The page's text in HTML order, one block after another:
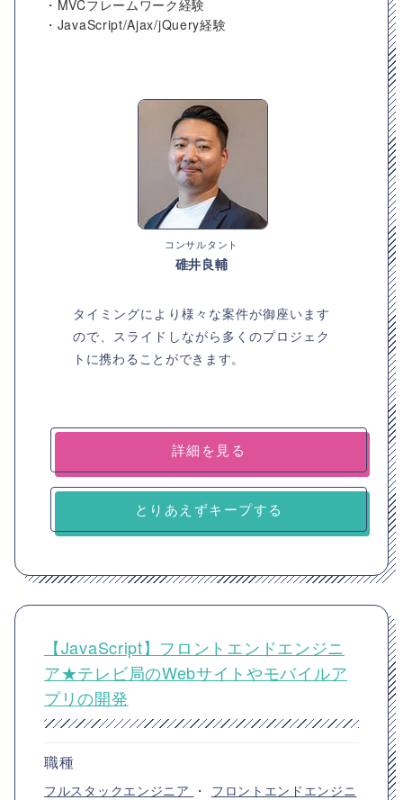
・MVCフレームワーク経験
・JavaScript/Ajax/jQuery経験
コンサルタント
碓井良輔
タイミングにより様々な案件が御座います
ので、スライドしながら多くのプロジェク
トに携わることができます。
詳細を見る
とりあえずキープする
【JavaScript】フロントエンドエンジニ
ア★テレビ局のWebサイトやモバイルア
プリの開発
職種
フルスタックエンジニア ・ フロントエンドエンジニ